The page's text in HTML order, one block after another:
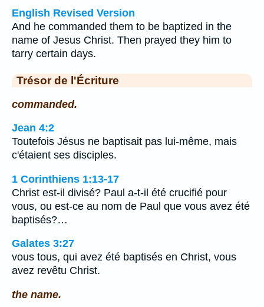
English Revised Version
And he commanded them to be baptized in the
name of Jesus Christ. Then prayed they him to
tarry certain days.
Trésor de l'Écriture
commanded.
Jean 4:2
Toutefois Jésus ne baptisait pas lui-même, mais
c'étaient ses disciples.
1 Corinthiens 1:13-17
Christ est-il divisé? Paul a-t-il été crucifié pour
vous, ou est-ce au nom de Paul que vous avez été
baptisés?…
Galates 3:27
vous tous, qui avez été baptisés en Christ, vous
avez revêtu Christ.
the name.